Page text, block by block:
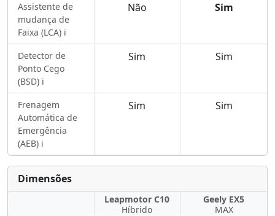
Assistente de
mudança de
Faixa (LCA) ℹ️
Não Sim
Detector de
Ponto Cego
(BSD) ℹ️
Sim Sim
Frenagem
Automática de
Emergência
(AEB) ℹ️
Sim Sim
Dimensões
Leapmotor C10
Híbrido
Geely EX5
MAX